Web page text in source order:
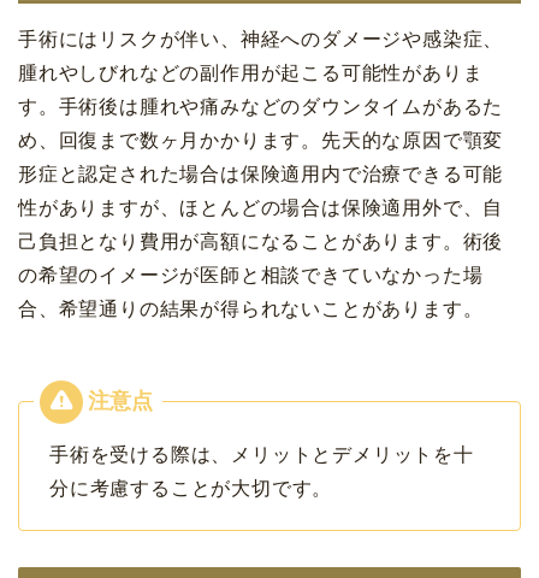
手術にはリスクが伴い、神経へのダメージや感染症、
腫れやしびれなどの副作用が起こる可能性がありま
す。手術後は腫れや痛みなどのダウンタイムがあるた
め、回復まで数ヶ月かかります。先天的な原因で顎変
形症と認定された場合は保険適用内で治療できる可能
性がありますが、ほとんどの場合は保険適用外で、自
己負担となり費用が高額になることがあります。術後
の希望のイメージが医師と相談できていなかった場
合、希望通りの結果が得られないことがあります。
手術を受ける際は、メリットとデメリットを十
分に考慮することが大切です。